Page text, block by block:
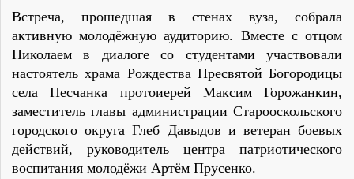
Встреча, прошедшая в стенах вуза, собрала
активную молодёжную аудиторию. Вместе с отцом
Николаем в диалоге со студентами участвовали
настоятель храма Рождества Пресвятой Богородицы
села Песчанка протоиерей Максим Горожанкин,
заместитель главы администрации Старооскольского
городского округа Глеб Давыдов и ветеран боевых
действий, руководитель центра патриотического
воспитания молодёжи Артём Прусенко.